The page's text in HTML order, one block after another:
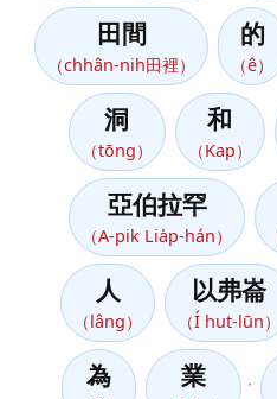
田間
（chhân-nih田裡）
的
（ê）
洞
（tōng）
和
（Kap）
亞伯拉罕
（A-pik Lia̍p-hán）
人
（lâng）
以弗崙
（Í hut-lūn）
為 業